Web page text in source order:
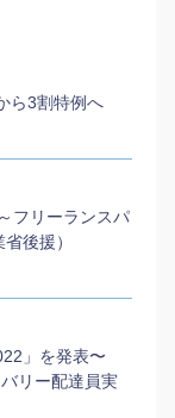
ら3割特例へ
フリーランスパ
後援）
」を発表〜
リー配達員実